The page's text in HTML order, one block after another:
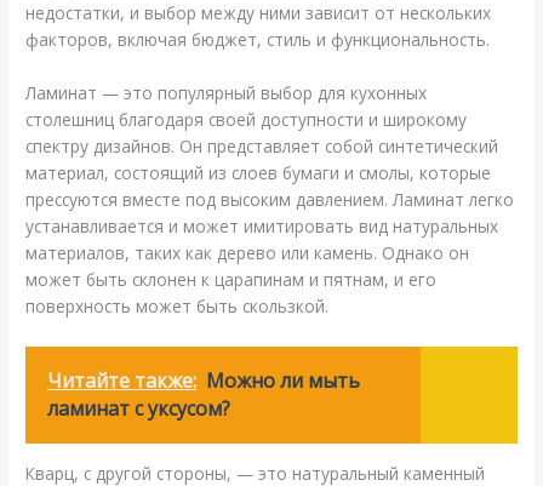
недостатки, и выбор между ними зависит от нескольких
факторов, включая бюджет, стиль и функциональность.
Ламинат — это популярный выбор для кухонных
столешниц благодаря своей доступности и широкому
спектру дизайнов. Он представляет собой синтетический
материал, состоящий из слоев бумаги и смолы, которые
прессуются вместе под высоким давлением. Ламинат легко
устанавливается и может имитировать вид натуральных
материалов, таких как дерево или камень. Однако он
может быть склонен к царапинам и пятнам, и его
поверхность может быть скользкой.
Читайте также: Можно ли мыть
ламинат с уксусом?
Кварц, с другой стороны, — это натуральный каменный